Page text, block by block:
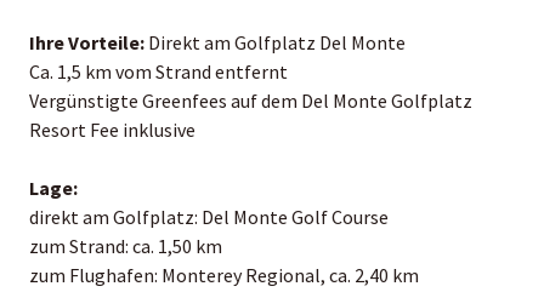
Ihre Vorteile: Direkt am Golfplatz Del Monte
Ca. 1,5 km vom Strand entfernt
Vergünstigte Greenfees auf dem Del Monte Golfplatz
Resort Fee inklusive
Lage:
direkt am Golfplatz: Del Monte Golf Course
zum Strand: ca. 1,50 km
zum Flughafen: Monterey Regional, ca. 2,40 km